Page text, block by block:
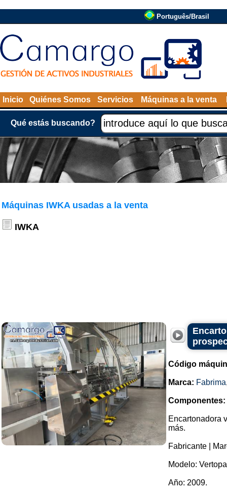
Português/Brasil
Inicio Quiénes Somos Servicios Máquinas a la venta
Qué estás buscando?
Máquinas IWKA usadas a la venta
IWKA
Código
Marca: Fabrima
Componentes:
Encartonadora
más.
Fabricante |
Modelo:
Año: 2009.